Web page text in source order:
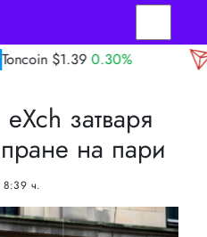
0.30% TRON $0.33
затваря
на пари
8:39 ч.